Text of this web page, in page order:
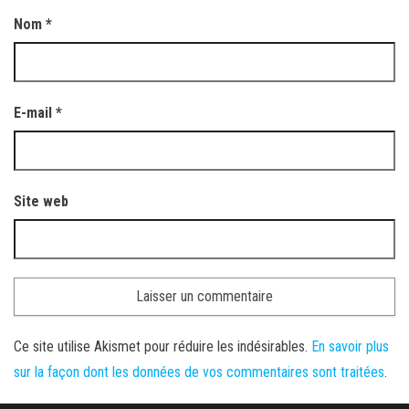
Nom *
E-mail *
Site web
Ce site utilise Akismet pour réduire les indésirables. En savoir plus
sur la façon dont les données de vos commentaires sont traitées.